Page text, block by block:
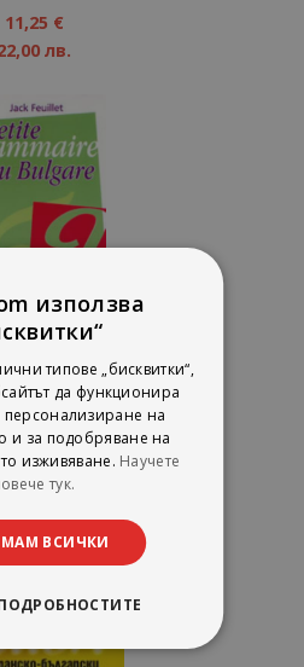
11,25 €
лв.
du Bulgare
Jack Feuillet
6,14 €
лв.
използва
типове „бисквитки“,
да функционира
персонализиране на
и за подобряване на
изживяване. Научете
тук.
ВСИЧКИ